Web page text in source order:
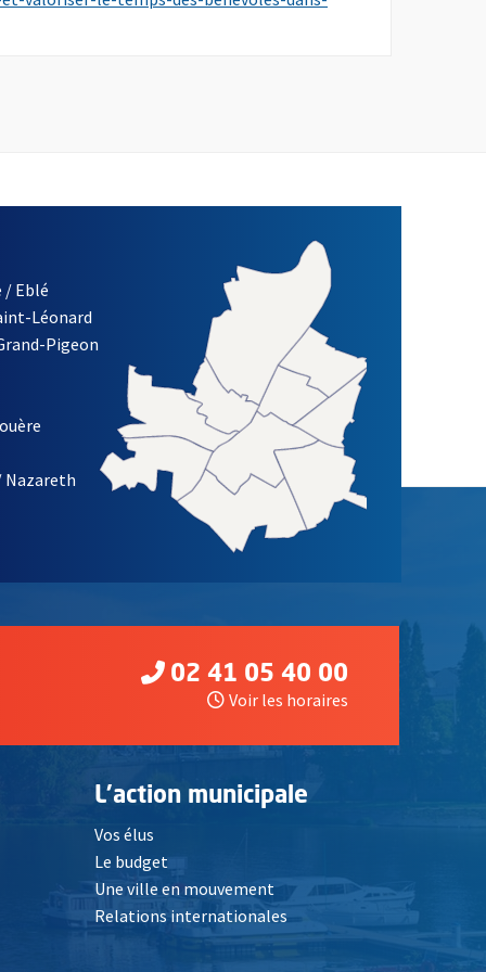
D'INFORMATION DES ASSOCIATIONS DE LA VILLE
/ Eblé
Léonard
Pigeon
Nazareth
02 41 05 40 00
Voir les horaires
L'action municipale
Vos élus
Le budget
Une ville en mouvement
Relations internationales